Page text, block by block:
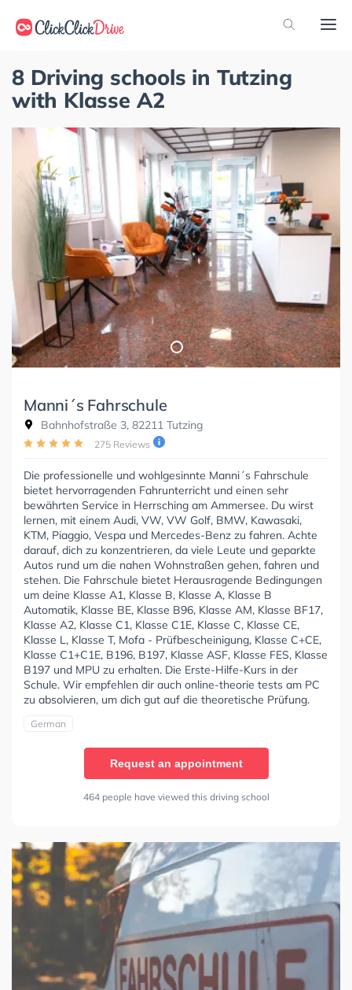
8 Driving schools in Tutzing
with Klasse A2
Manni´s Fahrschule
Bahnhofstraße 3, 82211 Tutzing
275 Reviews
Die professionelle und wohlgesinnte Manni´s Fahrschule
bietet hervorragenden Fahrunterricht und einen sehr
bewährten Service in Herrsching am Ammersee. Du wirst
lernen, mit einem Audi, VW, VW Golf, BMW, Kawasaki,
KTM, Piaggio, Vespa und Mercedes-Benz zu fahren. Achte
darauf, dich zu konzentrieren, da viele Leute und geparkte
Autos rund um die nahen Wohnstraßen gehen, fahren und
stehen. Die Fahrschule bietet Herausragende Bedingungen
um deine Klasse A1, Klasse B, Klasse A, Klasse B
Automatik, Klasse BE, Klasse B96, Klasse AM, Klasse BF17,
Klasse A2, Klasse C1, Klasse C1E, Klasse C, Klasse CE,
Klasse L, Klasse T, Mofa - Prüfbescheinigung, Klasse C+CE,
Klasse C1+C1E, B196, B197, Klasse ASF, Klasse FES, Klasse
B197 und MPU zu erhalten. Die Erste-Hilfe-Kurs in der
Schule. Wir empfehlen dir auch online-theorie tests am PC
zu absolvieren, um dich gut auf die theoretische Prüfung.
German
Request an appointment
464 people have viewed this driving school